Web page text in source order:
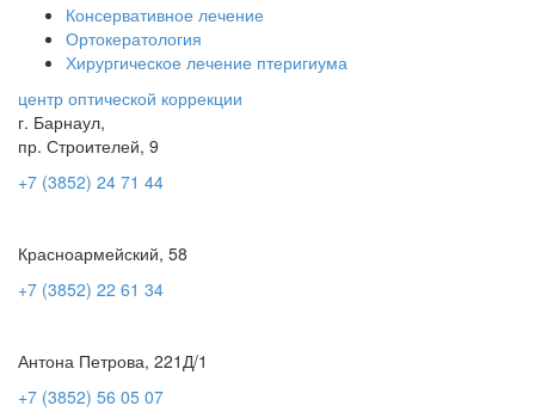
Консервативное лечение
Ортокератология
Хирургическое лечение птеригиума
центр оптической коррекции
г. Барнаул,
пр. Строителей, 9
+7 (3852) 24 71 44
Красноармейский, 58
+7 (3852) 22 61 34
Антона Петрова, 221Д/1
+7 (3852) 56 05 07